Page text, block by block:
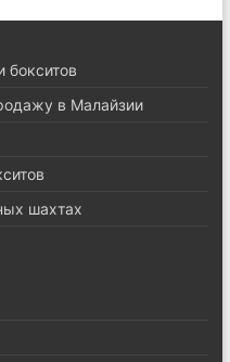
бокситов
в Малайзии
шахтах